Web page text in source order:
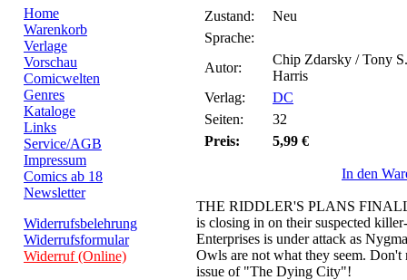
Home
Warenkorb
Verlage
Vorschau
Comicwelten
Genres
Kataloge
Links
Service/AGB
Impressum
Comics ab 18
Newsletter
Widerrufsbelehrung
Widerrufsformular
Widerruf (Online)
Zustand:
Neu
Sprache:
Autor:
Chip Zdarsky / Tony
Harris
Verlag:
DC
Seiten:
32
Preis:
5,99 €
In den
THE RIDDLER'S PLANS
is closing in on their suspected
Enterprises is under attack as
Owls are not what they seem.
issue of "The Dying City"!